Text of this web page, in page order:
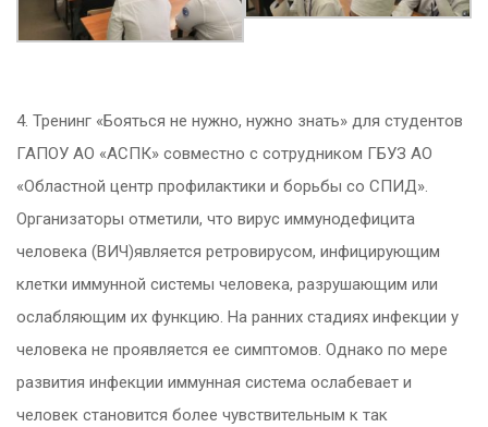
4. Тренинг «Бояться не нужно, нужно знать» для студентов
ГАПОУ АО «АСПК» совместно с сотрудником ГБУЗ АО
«Областной центр профилактики и борьбы со СПИД».
Организаторы отметили, что вирус иммунодефицита
человека (ВИЧ)является ретровирусом, инфицирующим
клетки иммунной системы человека, разрушающим или
ослабляющим их функцию. На ранних стадиях инфекции у
человека не проявляется ее симптомов. Однако по мере
развития инфекции иммунная система ослабевает и
человек становится более чувствительным к так